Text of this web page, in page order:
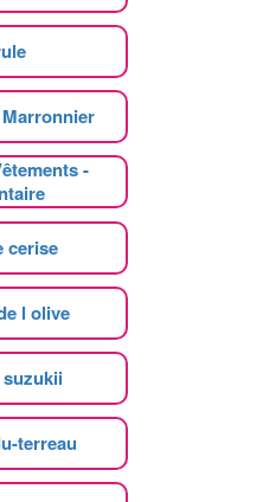
-
cerise
l olive
suzukii
terreau